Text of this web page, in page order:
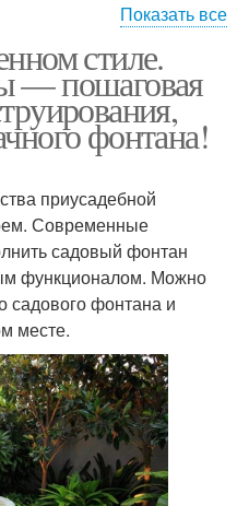
Место для фонтана
Фонтан на участке
Декоративный фонтан
Показать все
стиле.
— пошаговая
фонтана!
приусадебной
Современные
садовый фонтан
функционалом. Можно
садового фонтана и
месте.